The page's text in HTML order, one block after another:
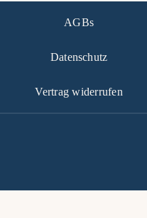
AGBs
Datenschutz
Vertrag widerrufen